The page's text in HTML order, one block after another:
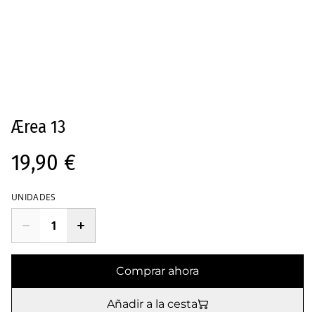
Ærea 13
19,90 €
UNIDADES
Comprar ahora
Añadir a la cesta